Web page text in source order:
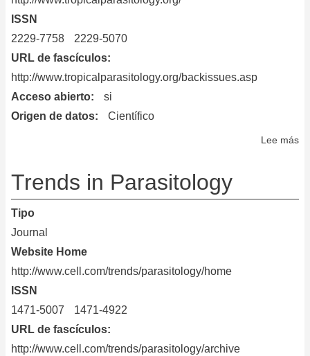
ISSN
2229-7758
2229-5070
URL de fascículos
http://www.tropicalparasitology.org/backissues.asp
Acceso abierto
si
Origen de datos
Científico
Lee más
Trends in Parasitology
Tipo
Journal
Website Home
http://www.cell.com/trends/parasitology/home
ISSN
1471-5007
1471-4922
URL de fascículos
http://www.cell.com/trends/parasitology/archive